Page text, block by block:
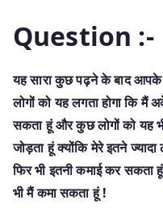
Question :-
यह सारा कुछ पढ़ने के बाद
लोगों को यह लगता होगा कि मैं
सकता हूं और कुछ लोगों को यह
जोड़ता हूं क्योंकि मेरे इतने
फिर भी इतनी कमाई कर सकता
भी मैं कमा सकता हूं !